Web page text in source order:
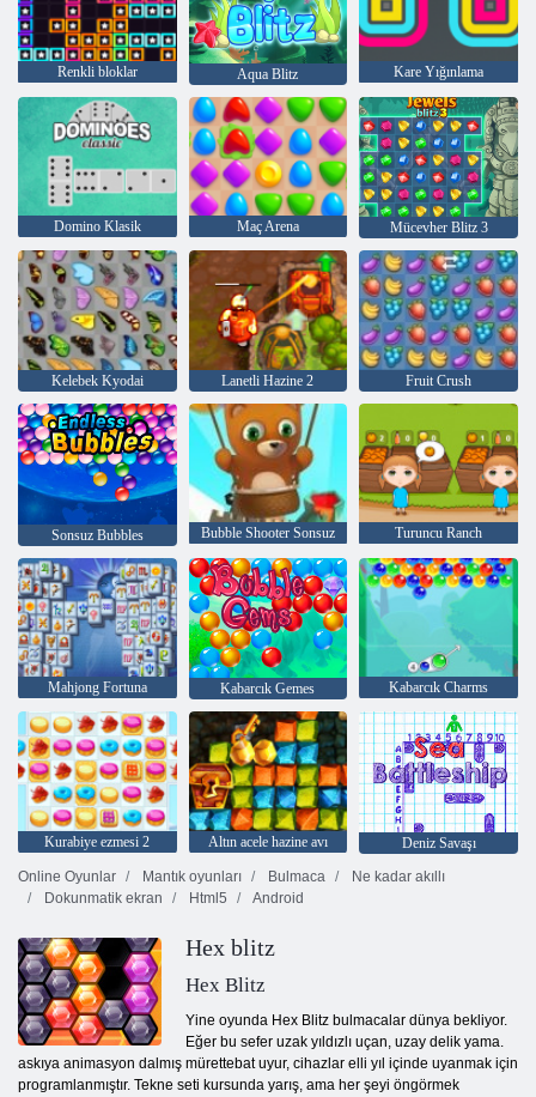
Renkli bloklar Aqua Blitz Kare Yığınlama
Domino Klasik Maç Arena Mücevher Blitz 3
Kelebek Kyodai Lanetli Hazine 2 Fruit Crush
Sonsuz Bubbles Bubble Shooter Sonsuz Turuncu Ranch
Mahjong Fortuna Kabarcık Gemes Kabarcık Charms
Kurabiye ezmesi 2 Altın acele hazine avı
Deniz Savaşı
Online Oyunlar
Mantık oyunları Bulmaca
Ne kadar akıllı
Dokunmatik ekran
Html5 Android
Hex blitz
Hex Blitz
Yine oyunda Hex Blitz bulmacalar dünya bekliyor.
Eğer bu sefer uzak yıldızlı uçan, uzay delik yama.
askıya animasyon dalmış mürettebat uyur, cihazlar elli yıl içinde uyanmak için
programlanmıştır. Tekne seti kursunda yarış, ama her şeyi öngörmek